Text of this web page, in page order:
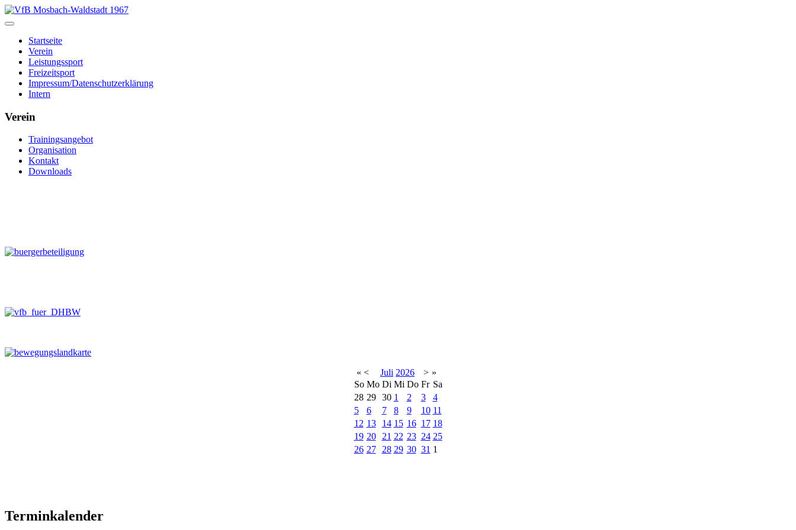
Startseite
Verein
Leistungssport
Freizeitsport
Impressum/Datenschutzerklärung
Intern
Verein
Trainingsangebot
Organisation
Kontakt
Downloads
« < Juli 2026 > »
So Mo Di Mi Do Fr Sa
28 29 30 1 2 3
4
5
6 7 8 9 10 11
12 13 14 15 16 17 18
19 20 21 22 23 24 25
26 27 28 29 30 31 1
Terminkalender